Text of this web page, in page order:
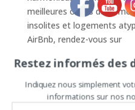
meilleures offres de
insolites et logements
AirBnb, rendez-vous sur
produits d’une qualité
sublimes.
Pour les propriétaires
Restez informés des
Indiquez nous simplement
informations sur nos